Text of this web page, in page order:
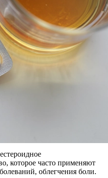
которое часто применяют
облегчения боли.